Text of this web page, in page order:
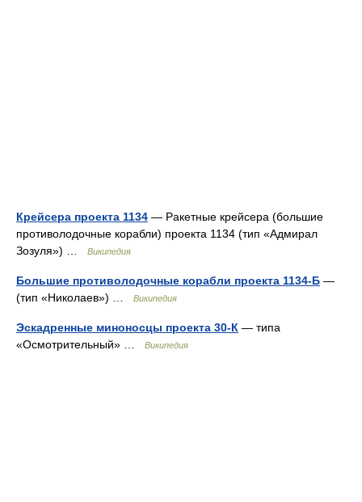
Крейсера проекта 1134 — Ракетные крейсера (большие
противолодочные корабли) проекта 1134 (тип «Адмирал
Зозуля») …
Википедия
Большие противолодочные корабли проекта 1134-Б —
(тип «Николаев») …
Википедия
Эскадренные миноносцы проекта 30-К — типа
«Осмотрительный» …
Википедия